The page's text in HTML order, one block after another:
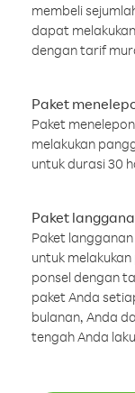
membeli
dapat
dengan tarif
Paket
Paket
melakukan
untuk durasi 30
Paket
Paket
untuk
ponsel dengan
paket Anda
bulanan, Anda
tengah Anda